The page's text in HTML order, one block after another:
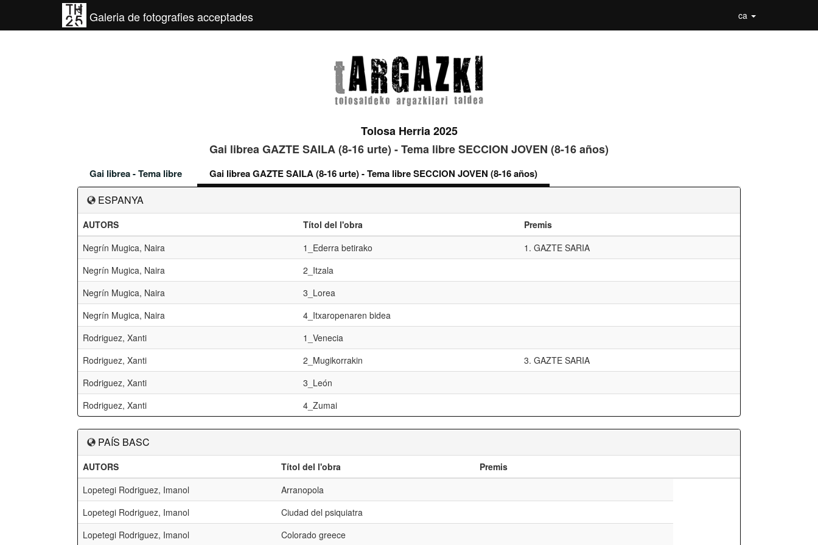
Galeria de fotografies acceptades ca
Tolosa Herria 2025
Gai librea GAZTE SAILA (8-16 urte) - Tema libre SECCION JOVEN (8-16 años)
Gai librea - Tema libre Gai librea GAZTE SAILA (8-16 urte) - Tema libre SECCION JOVEN (8-16 años)
ESPANYA
AUTORS Títol del l'obra
Premis
Negrín Mugica, Naira
1_Ederra betirako
1. GAZTE SARIA
Negrín Mugica, Naira
2_Itzala
Negrín Mugica, Naira
3_Lorea
Negrín Mugica, Naira
4_Itxaropenaren bidea
Rodriguez, Xanti
1_Venecia
Rodriguez, Xanti
2_Mugikorrakin
3. GAZTE SARIA
Rodriguez, Xanti
3_León
Rodriguez, Xanti
4_Zumai
PAÍS BASC
AUTORS Títol del l'obra
Premis
Lopetegi Rodriguez, Imanol
Arranopola
Lopetegi Rodriguez, Imanol
Ciudad del psiquiatra
Lopetegi Rodriguez, Imanol
Colorado greece